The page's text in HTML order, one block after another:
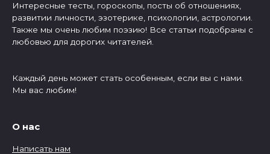
Интересные тесты, гороскопы, посты об отношениях,
развитии личности, эзотерике, психологии, астрологии.
Также мы очень любим поэзию! Все статьи подобраны с
любовью для дорогих читателей.
Каждый день может стать особенным, если вы с нами.
Мы вас любим!
О нас
Написать нам